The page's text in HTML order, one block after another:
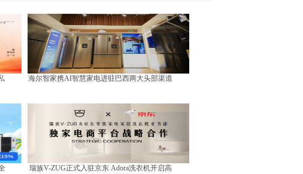
海尔智家携AI智慧家电进驻巴西两大头部渠道
瑞族V-ZUG正式入驻京东 Adora洗衣机开启高